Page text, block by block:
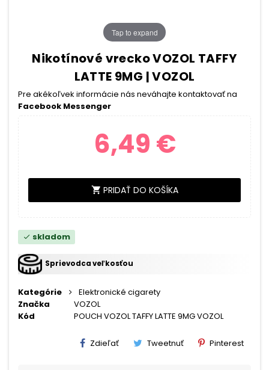
Tap to expand
Nikotínové vrecko VOZOL TAFFY
LATTE 9MG | VOZOL
Pre akékoľvek informácie nás neváhajte kontaktovať na
Facebook Messenger
6,49 €
shopping_cart PRIDAŤ DO KOŠÍKA
check skladom
Sprievodca veľkosťou
Kategórie
Elektronické cigarety
Značka
VOZOL
Kód
POUCH VOZOL TAFFY LATTE 9MG VOZOL
Zdieľať Tweetnuť Pinterest